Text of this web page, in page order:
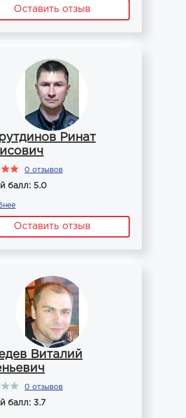
Оставить отзыв
Ринат
0 отзывов
балл: 5.0
Оставить отзыв
Виталий
0 отзывов
балл: 3.7